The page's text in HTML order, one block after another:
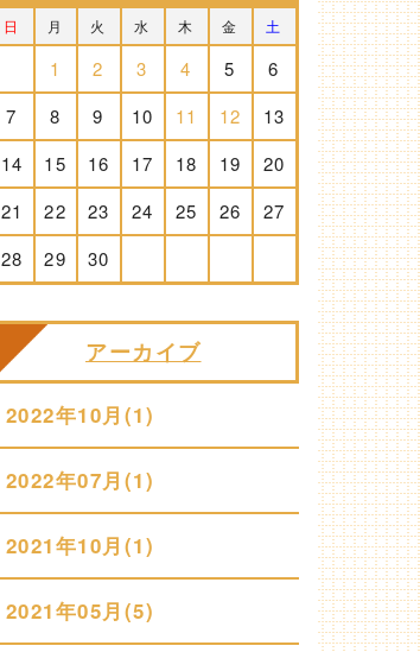
日 月 火 水 木 金 土
1 2 3 4 5
6
7
8 9 10 11 12
13
14
15 16 17 18 19
20
21
22 23 24 25 26
27
28
29 30
アーカイブ
2022年10月(1)
2022年07月(1)
2021年10月(1)
2021年05月(5)